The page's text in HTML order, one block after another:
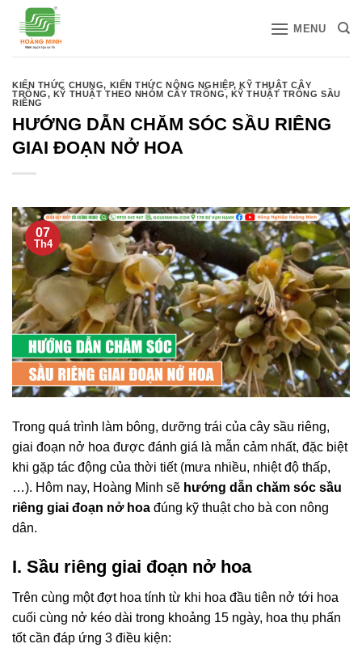
qua
MENU
KIẾN THỨC CHUNG, KIẾN THỨC NÔNG NGHIỆP,KỸ THUẬT CÂY
TRỒNG, KỸ THUẬT THEO NHÓM CÂY TRỒNG, KỸ THUẬT TRỒNG SẦU
RIÊNG
HƯỚNG DẪN CHĂM SÓC SẦU RIÊNG
GIAI ĐOẠN NỞ HOA
07
Th4
Trong quá trình làm bông, dưỡng trái của cây sầu riêng,
giai đoạn nở hoa được đánh giá là mẫn cảm nhất, đặc biệt
khi gặp tác động của thời tiết (mưa nhiều, nhiệt độ thấp,
…). Hôm nay, Hoàng Minh sẽ hướng dẫn chăm sóc sầu
riêng giai đoạn nở hoa đúng kỹ thuật cho bà con nông
dân.
I. Sầu riêng giai đoạn nở hoa
Trên cùng một đợt hoa tính từ khi hoa đầu tiên nở tới hoa
cuối cùng nở kéo dài trong khoảng 15 ngày, hoa thụ phấn
tốt cần đáp ứng 3 điều kiện: